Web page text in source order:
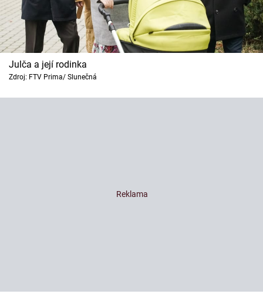
Julča a její rodinka
Zdroj: FTV Prima/ Slunečná